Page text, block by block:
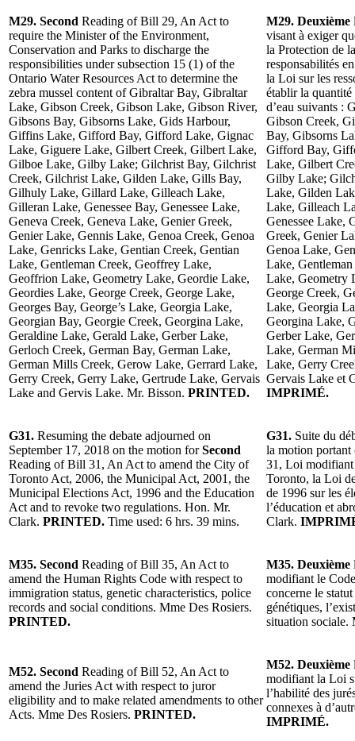
M29. Second Reading of Bill 29, An Act to
require the Minister of the Environment,
Conservation and Parks to discharge the
responsibilities under subsection 15 (1) of the
Ontario Water Resources Act to determine the
zebra mussel content of Gibraltar Bay, Gibraltar
Lake, Gibson Creek, Gibson Lake, Gibson River,
Gibsons Bay, Gibsorns Lake, Gids Harbour,
Giffins Lake, Gifford Bay, Gifford Lake, Gignac
Lake, Giguere Lake, Gilbert Creek, Gilbert Lake,
Gilboe Lake, Gilby Lake; Gilchrist Bay, Gilchrist
Creek, Gilchrist Lake, Gilden Lake, Gills Bay,
Gilhuly Lake, Gillard Lake, Gilleach Lake,
Gilleran Lake, Genessee Bay, Genessee Lake,
Geneva Creek, Geneva Lake, Genier Greek,
Genier Lake, Gennis Lake, Genoa Creek, Genoa
Lake, Genricks Lake, Gentian Creek, Gentian
Lake, Gentleman Creek, Geoffrey Lake,
Geoffrion Lake, Geometry Lake, Geordie Lake,
Geordies Lake, George Creek, George Lake,
Georges Bay, George’s Lake, Georgia Lake,
Georgian Bay, Georgie Creek, Georgina Lake,
Geraldine Lake, Gerald Lake, Gerber Lake,
Gerloch Creek, German Bay, German Lake,
German Mills Creek, Gerow Lake, Gerrard Lake,
Gerry Creek, Gerry Lake, Gertrude Lake, Gervais
Lake and Gervis Lake. Mr. Bisson. PRINTED.
M29. Deuxième
visant à exiger
la Protection de
responsabilités
la Loi sur les
établir la quantité
d’eau suivants :
Gibson Creek,
Bay, Gibsorns
Gifford Bay,
Lake, Gilbert
Gilby Lake;
Lake, Gilden
Lake, Gilleach
Genessee Lake,
Greek, Genier
Genoa Lake,
Lake,
Lake, Geometry
George Creek,
Lake, Georgia
Georgina Lake,
Gerber Lake,
Lake, German
Lake, Gerry
Gervais Lake et
IMPRIMÉ.
G31. Resuming the debate adjourned on
September 17, 2018 on the motion forSecond
Reading of Bill 31, An Act to amend the City of
Toronto Act, 2006, the Municipal Act, 2001, the
Municipal Elections Act, 1996 and the Education
Act and to revoke two regulations. Hon. Mr.
Clark. PRINTED. Time used: 6 hrs. 39 mins.
G31. Suite du
la motion portant
31, Loi modifiant
Toronto, la Loi
de 1996 sur les
l’éducation et
Clark.
M35. Second Reading of Bill 35, An Act to
amend the Human Rights Code with respect to
immigration status, genetic characteristics, police
records and social conditions. Mme Des Rosiers.
PRINTED.
M35. Deuxième
modifiant le
concerne le
génétiques,
situation sociale.
M52. Second Reading of Bill 52, An Act to
amend the Juries Act with respect to juror
eligibility and to make related amendments to other
Acts. Mme Des Rosiers. PRINTED.
M52. Deuxième
modifiant la Loi
l’habilité des
connexes à
IMPRIMÉ.